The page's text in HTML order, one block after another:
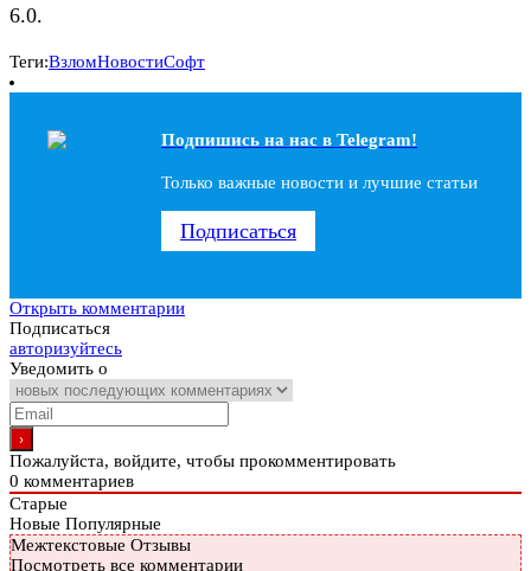
6.0.
Теги:ВзломНовостиСофт
Подпишись на наc в Telegram!
Только важные новости и лучшие статьи
Подписаться
Открыть комментарии
Подписаться
авторизуйтесь
Уведомить о
Пожалуйста, войдите, чтобы прокомментировать
0 комментариев
Старые
Новые Популярные
Межтекстовые Отзывы
Посмотреть все комментарии